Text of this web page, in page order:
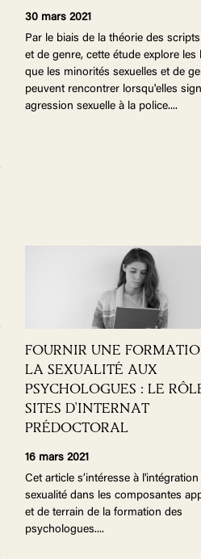
30 mars 2021
Par le biais de la théorie des
et de genre, cette étude explore les
que les minorités sexuelles et de
peuvent rencontrer lorsqu'elles
agression sexuelle à la police....
FOURNIR UNE
LA SEXUALITÉ AUX
PSYCHOLOGUES : LE
SITES D'INTERNAT
PRÉDOCTORAL
16 mars 2021
Cet article s’intéresse à l'intégration
sexualité dans les composantes
et de terrain de la formation des
psychologues....